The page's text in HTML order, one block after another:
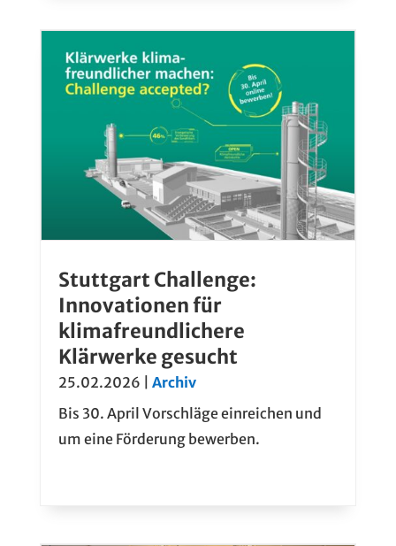
Stuttgart Challenge:
Innovationen für
klimafreundlichere
Klärwerke gesucht
25.02.2026
Archiv
Bis 30. April Vorschläge einreichen und
um eine Förderung bewerben.